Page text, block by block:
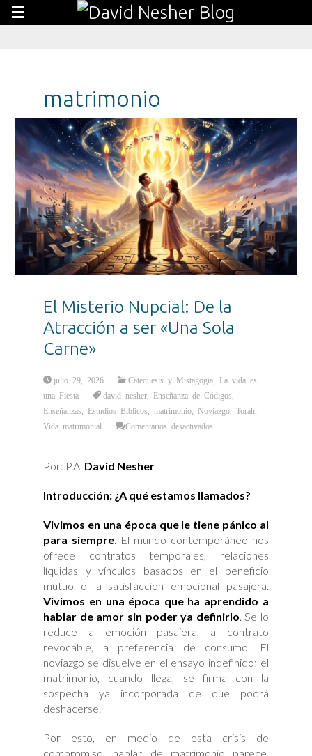
matrimonio
El Misterio Nupcial: De la
Atracción a ser «Una Sola
Carne»
julio 29, 2026 Catequesis y Mistagogia
La vida es
una Fiesta
david nesher Enseñanza de Códigos
Enseñanzas
Estudios Bíblicos ,matrimonio Noviazgo ,Torah
Vida matrimonial
Comentarios desactivados
«Una
Por: P.A. David Nesher
Introducción: ¿A qué estamos llamados?
Vivimos en una época que le tiene pánico al
para siempre. El mundo contemporáneo nos
ofrece contratos temporales, relaciones
líquidas y vínculos basados en el beneficio
mutuo o la satisfacción emocional pasajera.
Vivimos en una época que ha aprendido a
hablar de amor sin poder ya definirlo. Se lo
reduce a emoción pasajera, a contrato
revocable, a preferencia de consumo. El
noviazgo se disuelve en el ensayo indefinido; el
matrimonio, cuando llega, se firma con la
sospecha ya incorporada de que podrá
deshacerse.
Por esto, en medio de esta crisis de
compromiso, hablar de matrimonio parece,